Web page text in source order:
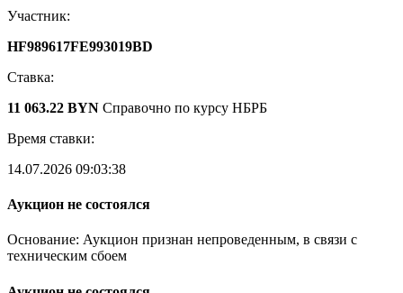
Участник:
HF989617FE993019BD
Ставка:
11 063.22 BYN Справочно по курсу НБРБ
Время ставки:
14.07.2026 09:03:38
Аукцион не состоялся
Основание: Аукцион признан непроведенным, в связи с
техническим сбоем